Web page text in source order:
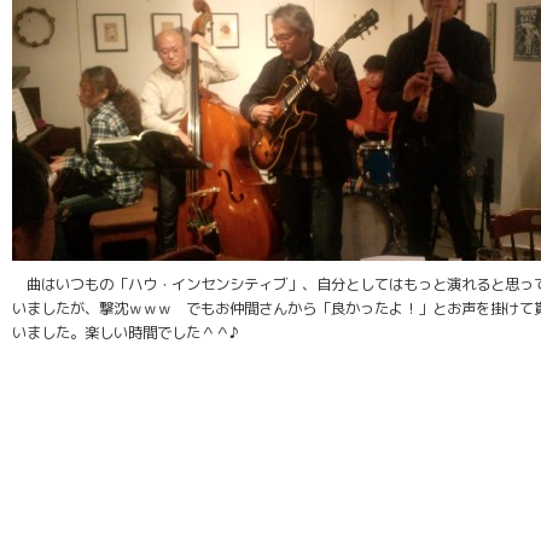
曲はいつもの「ハウ・インセンシティブ」、自分としてはもっと演れると思っ
いましたが、撃沈ｗｗｗ でもお仲間さんから「良かったよ！」とお声を掛けて
いました。楽しい時間でした＾＾♪